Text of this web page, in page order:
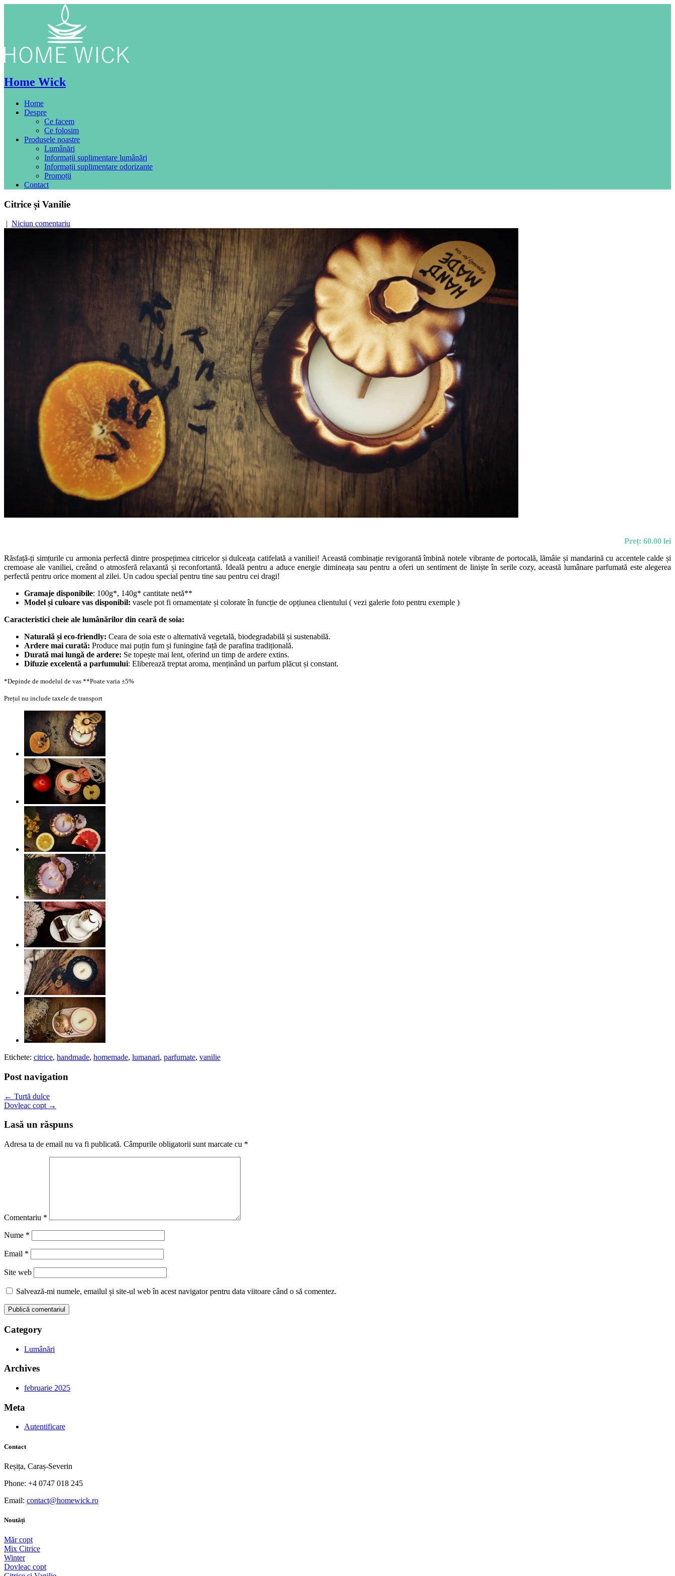
Home Wick
Home
Despre
Ce facem
Ce folosim
Produsele noastre
Lumânări
Informații suplimentare lumânări
Informații suplimentare odorizante
Promoții
Contact
Citrice și Vanilie
| Niciun comentariu
Preț: 60.00 lei
Răsfață-ți simțurile cu armonia perfectă dintre prospețimea citricelor și dulceața catifelată a vaniliei! Această combinație revigorantă îmbină notele vibrante de portocală, lămâie și mandarină cu accentele calde și
cremoase ale vaniliei, creând o atmosferă relaxantă și reconfortantă. Ideală pentru a aduce energie dimineața sau pentru a oferi un sentiment de liniște în serile cozy, această lumânare parfumată este alegerea
perfectă pentru orice moment al zilei. Un cadou special pentru tine sau pentru cei dragi!
Gramaje disponibile: 100g*, 140g* cantitate netă**
Model și culoare vas disponibil: vasele pot fi ornamentate și colorate în funcție de opțiunea clientului ( vezi galerie foto pentru exemple )
Caracteristici cheie ale lumânărilor din ceară de soia:
Naturală și eco-friendly: Ceara de soia este o alternativă vegetală, biodegradabilă și sustenabilă.
Ardere mai curată: Produce mai puțin fum și funingine față de parafina tradițională.
Durată mai lungă de ardere: Se topește mai lent, oferind un timp de ardere extins.
Difuzie excelentă a parfumului: Eliberează treptat aroma, menținând un parfum plăcut și constant.
*Depinde de modelul de vas **Poate varia ±5%
Prețul nu include taxele de transport
Etichete: citrice, handmade, homemade, lumanari, parfumate, vanilie
Post navigation
← Turtă dulce
Dovleac copt →
Lasă un răspuns
Adresa ta de email nu va fi publicată. Câmpurile obligatorii sunt marcate cu *
Comentariu *
Nume *
Email *
Site web
Salvează-mi numele, emailul și site-ul web în acest navigator pentru data viitoare când o să comentez.
Category
Lumânări
Archives
februarie 2025
Meta
Autentificare
Contact
Reșița, Caraș-Severin
Phone: +4 0747 018 245
Email: contact@homewick.ro
Noutăți
Măr copt
Mix Citrice
Winter
Dovleac copt